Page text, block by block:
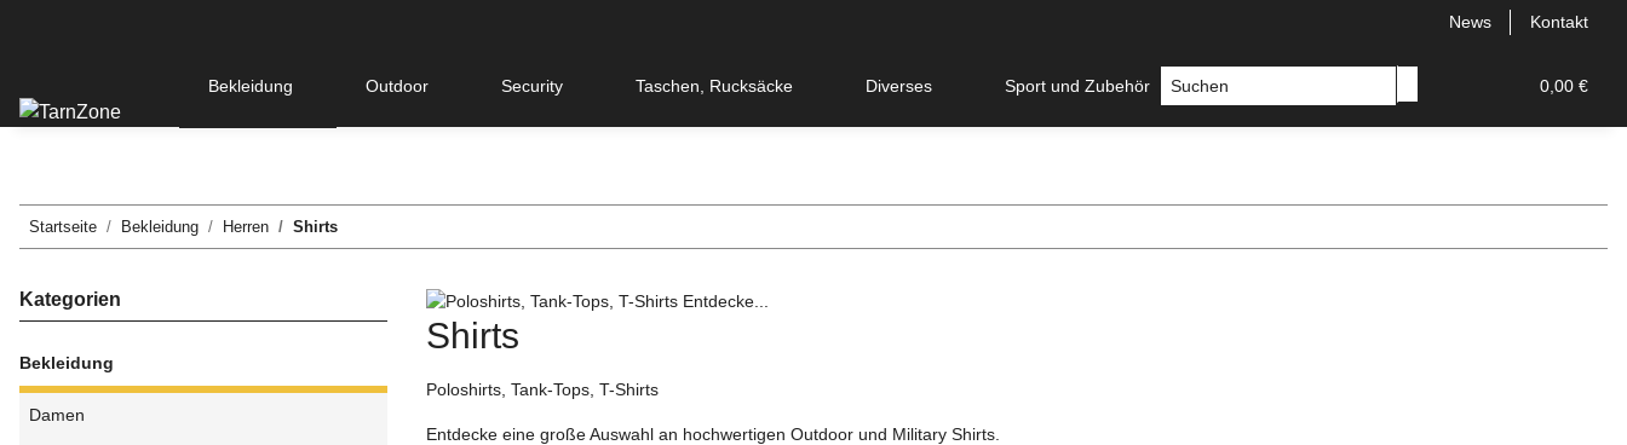
News Kontakt
0,00 €
Bekleidung Outdoor Security Taschen, Rucksäcke Diverses Sport und Zubehör Messer
Startseite Bekleidung Herren Shirts
Shirts
Poloshirts, Tank-Tops, T-Shirts
Entdecke eine große Auswahl an hochwertigen Outdoor und Military Shirts.
Kategorien
Bekleidung
Damen